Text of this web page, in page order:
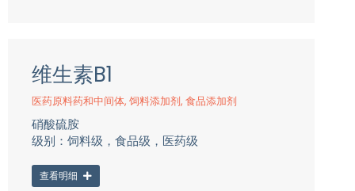
维生素B1
医药原料药和中间体, 饲料添加剂, 食品添加剂
硝酸硫胺
级别：饲料级，食品级，医药级
查看明细